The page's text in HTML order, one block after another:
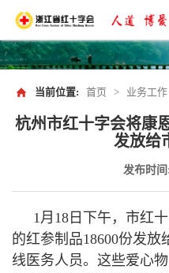
当前位置: 首页 > 业务工作
杭州市红十字会将康
发放给
发布时间
1月18日下午，市红
的红参制品18600份发
线医务人员。这些爱心